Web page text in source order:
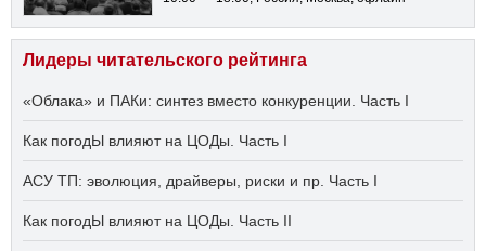
Лидеры читательского рейтинга
«Облака» и ПАКи: синтез вместо конкуренции. Часть I
Как погодЫ влияют на ЦОДы. Часть I
АСУ ТП: эволюция, драйверы, риски и пр. Часть I
Как погодЫ влияют на ЦОДы. Часть II